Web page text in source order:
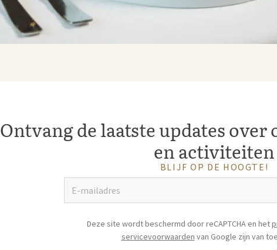
Ontvang de laatste updates over
en activiteiten
BLIJF OP DE HOOGTE!
Deze site wordt beschermd door reCAPTCHA en het
servicevoorwaarden van Google zijn van